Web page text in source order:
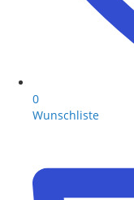
0
Wunschliste